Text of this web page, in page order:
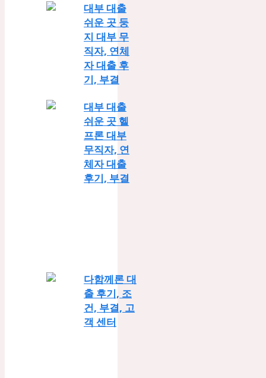
대부 대출
쉬운 곳 둥
지 대부 무
직자, 연체
자 대출 후
기, 부결
대부 대출
쉬운 곳 헬
프론 대부
무직자, 연
체자 대출
후기, 부결
다함께론 대
출 후기, 조
건, 부결, 고
객 센터